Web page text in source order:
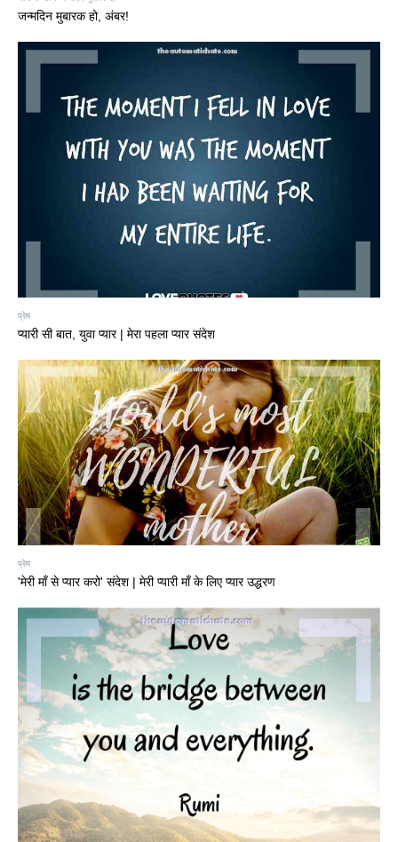
जन्मदिन मुबारक हो, अंबर!
प्रेम
प्यारी सी बात, युवा प्यार | मेरा पहला प्यार संदेश
प्रेम
'मेरी माँ से प्यार करो' संदेश | मेरी प्यारी माँ के लिए प्यार उद्धरण